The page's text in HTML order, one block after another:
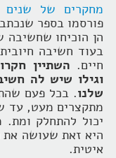
מחקרים של שנים
פורסמו בספר
הן הוכיחו שחשיבה
בעוד חשיבה
חיים. השתיין
וגילו שיש לה
שלנו. בכל פעם
מתקצרים מעט, עד
יכול להתחלק ומת.
היא זאת שעושה את
איטית.